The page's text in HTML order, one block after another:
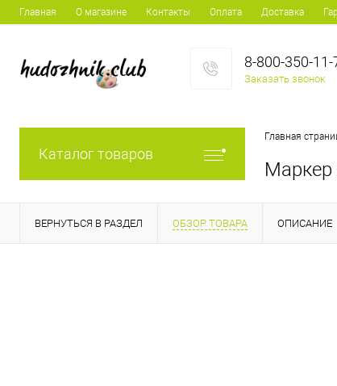
Главная О магазине Контакты Оплата Доставка
8-800-350-11-
Заказать звонок
Каталог товаров
Главная
Маркер
ВЕРНУТЬСЯ В РАЗДЕЛ ОБЗОР ТОВАРА ОПИСАНИЕ